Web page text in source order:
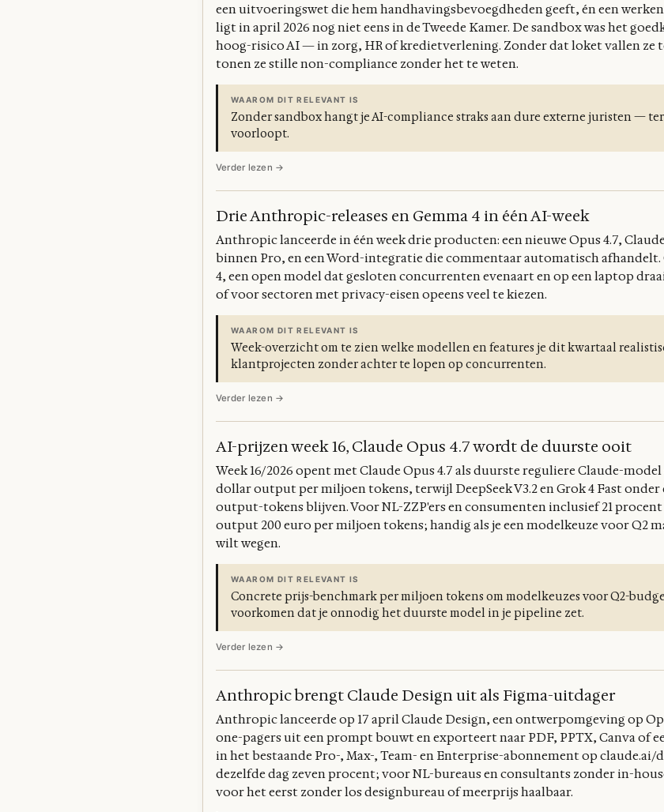
een uitvoeringswet die hem handhavingsbevoegdheden geeft, én een
ligt in april 2026 nog niet eens in de Tweede Kamer. De sandbox was het
hoog-risico AI — in zorg, HR of kredietverlening. Zonder dat loket vallen ze
tonen ze stille non-compliance zonder het te weten.
WAAROM DIT RELEVANT IS
Zonder sandbox hangt je AI-compliance straks aan dure externe juristen —
voorloopt.
Verder lezen →
Drie Anthropic-releases en Gemma 4 in één AI-week
Anthropic lanceerde in één week drie producten: een nieuwe Opus 4.7,
binnen Pro, en een Word-integratie die commentaar automatisch afhandelt.
4, een open model dat gesloten concurrenten evenaart en op een laptop
of voor sectoren met privacy-eisen opeens veel te kiezen.
WAAROM DIT RELEVANT IS
Week-overzicht om te zien welke modellen en features je dit kwartaal
klantprojecten zonder achter te lopen op concurrenten.
Verder lezen →
AI-prijzen week 16, Claude Opus 4.7 wordt de duurste ooit
Week 16/2026 opent met Claude Opus 4.7 als duurste reguliere Claude-
dollar output per miljoen tokens, terwijl DeepSeek V3.2 en Grok 4 Fast
output-tokens blijven. Voor NL-ZZP'ers en consumenten inclusief 21 procent
output 200 euro per miljoen tokens; handig als je een modelkeuze voor Q2
wilt wegen.
WAAROM DIT RELEVANT IS
Concrete prijs-benchmark per miljoen tokens om modelkeuzes voor Q2-
voorkomen dat je onnodig het duurste model in je pipeline zet.
Verder lezen →
Anthropic brengt Claude Design uit als Figma-uitdager
Anthropic lanceerde op 17 april Claude Design, een ontwerpomgeving op
one-pagers uit een prompt bouwt en exporteert naar PDF, PPTX, Canva of
in het bestaande Pro-, Max-, Team- en Enterprise-abonnement op claude.ai/
dezelfde dag zeven procent; voor NL-bureaus en consultants zonder in-
voor het eerst zonder los designbureau of meerprijs haalbaar.